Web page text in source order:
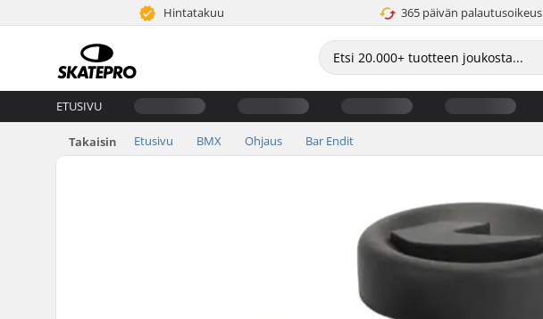
Hintatakuu 365 päivän palautusoikeus
ETUSIVU
Takaisin Etusivu BMX Ohjaus Bar Endit